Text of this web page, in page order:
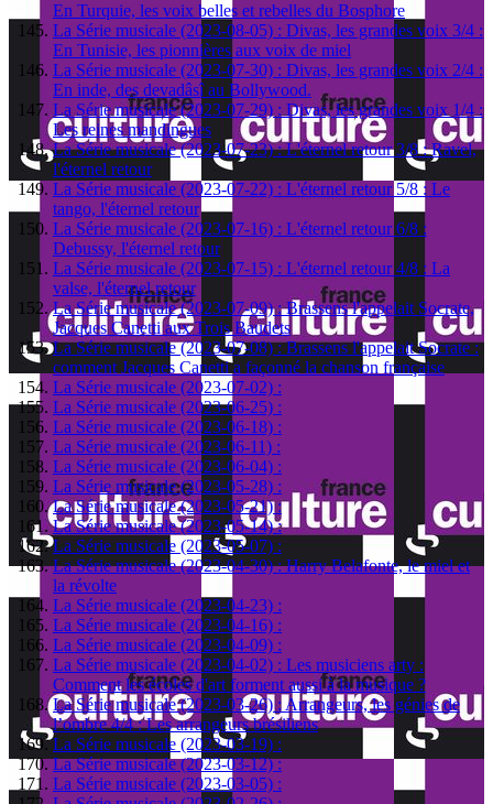
En Turquie, les voix belles et rebelles du Bosphore
La Série musicale (2023-08-05) : Divas, les grandes voix 3/4 :
En Tunisie, les pionnières aux voix de miel
La Série musicale (2023-07-30) : Divas, les grandes voix 2/4 :
En inde, des devadâsî au Bollywood.
La Série musicale (2023-07-29) : Divas, les grandes voix 1/4 :
Les reines mandingues
La Série musicale (2023-07-23) : L'éternel retour 3/8 : Ravel,
l'éternel retour
La Série musicale (2023-07-22) : L'éternel retour 5/8 : Le
tango, l'éternel retour
La Série musicale (2023-07-16) : L'éternel retour 6/8 :
Debussy, l'éternel retour
La Série musicale (2023-07-15) : L'éternel retour 4/8 : La
valse, l'éternel retour
La Série musicale (2023-07-09) : Brassens l'appelait Socrate,
Jacques Canetti aux Trois Baudets
La Série musicale (2023-07-08) : Brassens l'appelait Socrate :
comment Jacques Canetti a façonné la chanson française
La Série musicale (2023-07-02) :
La Série musicale (2023-06-25) :
La Série musicale (2023-06-18) :
La Série musicale (2023-06-11) :
La Série musicale (2023-06-04) :
La Série musicale (2023-05-28) :
La Série musicale (2023-05-21) :
La Série musicale (2023-05-14) :
La Série musicale (2023-05-07) :
La Série musicale (2023-04-30) : Harry Belafonte, le miel et
la révolte
La Série musicale (2023-04-23) :
La Série musicale (2023-04-16) :
La Série musicale (2023-04-09) :
La Série musicale (2023-04-02) : Les musiciens arty :
Comment les écoles d'art forment aussi à la musique ?
La Série musicale (2023-03-26) : Arrangeurs, les génies de
l’ombre 4/4 : Les arrangeurs brésiliens
La Série musicale (2023-03-19) :
La Série musicale (2023-03-12) :
La Série musicale (2023-03-05) :